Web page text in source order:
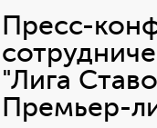
Пресс-
"Лига
Премьер-